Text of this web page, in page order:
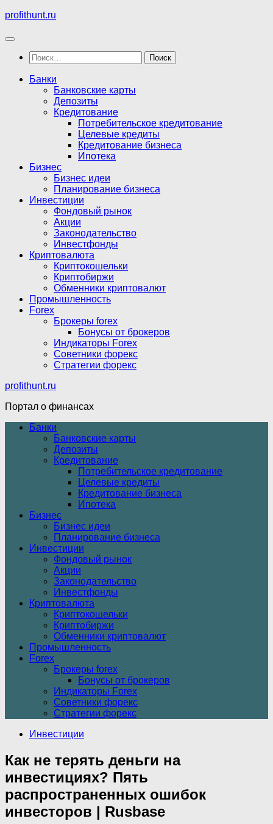
Перейти
содержимому
profithunt.ru
Найти:
Банки
Банковские карты
Депозиты
Кредитование
Потребительское кредитование
Целевые кредиты
Кредитование бизнеса
Ипотека
Бизнес
Бизнес идеи
Планирование бизнеса
Инвестиции
Фондовый рынок
Акции
Законодательство
Инвестфонды
Криптовалюта
Криптокошельки
Криптобиржи
Обменники криптовалют
Промышленность
Forex
Брокеры forex
Бонусы от брокеров
Индикаторы Forex
Советники форекс
Стратегии форекс
profithunt.ru
Портал о финансах
Банки
Банковские карты
Депозиты
Кредитование
Потребительское кредитование
Целевые кредиты
Кредитование бизнеса
Ипотека
Бизнес
Бизнес идеи
Планирование бизнеса
Инвестиции
Фондовый рынок
Акции
Законодательство
Инвестфонды
Криптовалюта
Криптокошельки
Криптобиржи
Обменники криптовалют
Промышленность
Forex
Брокеры forex
Бонусы от брокеров
Индикаторы Forex
Советники форекс
Стратегии форекс
Инвестиции
Как не терять деньги на
инвестициях? Пять
распространенных ошибок
инвесторов | Rusbase